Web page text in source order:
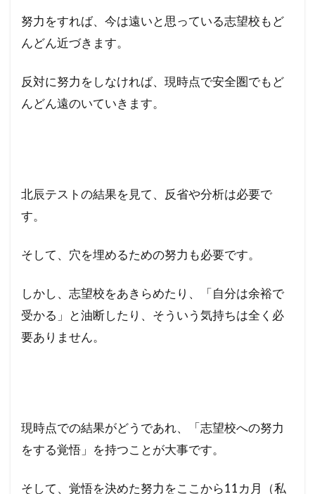
努力をすれば、今は遠いと思っている志望校もど
んどん近づきます。
反対に努力をしなければ、現時点で安全圏でもど
んどん遠のいていきます。
北辰テストの結果を見て、反省や分析は必要で
す。
そして、穴を埋めるための努力も必要です。
しかし、志望校をあきらめたり、「自分は余裕で
受かる」と油断したり、そういう気持ちは全く必
要ありません。
現時点での結果がどうであれ、「志望校への努力
をする覚悟」を持つことが大事です。
そして、覚悟を決めた努力をここから11カ月（私